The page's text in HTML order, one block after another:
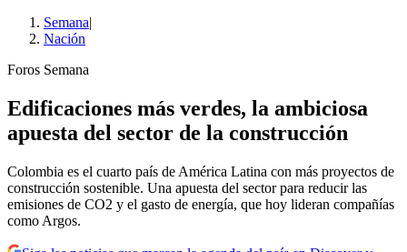
Semana|
Nación
Foros Semana
Edificaciones más verdes, la ambiciosa
apuesta del sector de la construcción
Colombia es el cuarto país de América Latina con más proyectos de
construcción sostenible. Una apuesta del sector para reducir las
emisiones de CO2 y el gasto de energía, que hoy lideran compañías
como Argos.